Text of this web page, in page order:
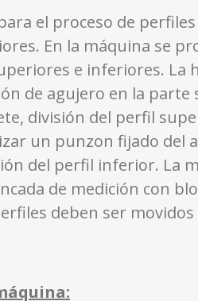
el proceso de
En la máquina se
e inferiores. La
de agujero en la parte
división del perfil
un punzon fijado del
del perfil inferior. La
de medición con
deben ser movidos